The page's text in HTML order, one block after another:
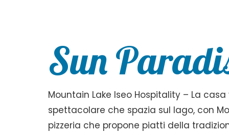
Sun
Mountain Lake Iseo Hospitality – La
spettacolare che spazia sul lago, con
pizzeria che propone piatti della